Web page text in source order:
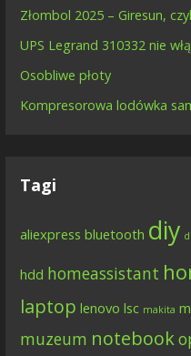
Złombol 2025 – Giresun,
UPS Legrand 310332 nie
Osobliwe płoty
Kompresorowa lodówka
Tagi
aliexpress bluetooth diy
hdd homeassistant
laptop lenovo lsc makita
muzeum notebook